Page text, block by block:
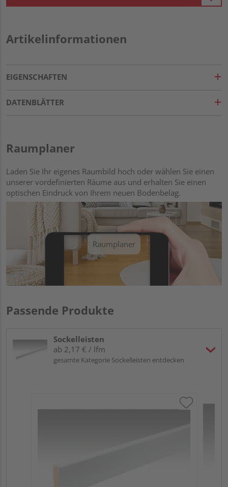
Artikelinformationen
EIGENSCHAFTEN
DATENBLÄTTER
Raumplaner
Laden Sie Ihr eigenes Raumbild hoch oder wählen Sie einen
unserer vordefinierten Räume aus und erhalten Sie einen
optischen Eindruck von Ihrem neuen Bodenbelag.
Raumplaner
Passende Produkte
Sockelleisten
ab 2,17 € / lfm
gesamte Kategorie Sockelleisten entdecken